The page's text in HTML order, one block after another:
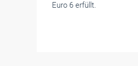
Euro 6 erfüllt.